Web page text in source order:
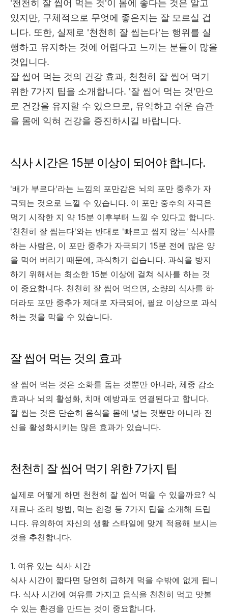
'천천히 잘 씹어 먹는 것'이 몸에 좋다는 것은 알고
있지만, 구체적으로 무엇에 좋은지는 잘 모르실 겁
니다. 또한, 실제로 '천천히 잘 씹는다'는 행위를 실
행하고 유지하는 것에 어렵다고 느끼는 분들이 많을
것입니다.
잘 씹어 먹는 것의 건강 효과, 천천히 잘 씹어 먹기
위한 7가지 팁을 소개합니다. '잘 씹어 먹는 것'만으
로 건강을 유지할 수 있으므로, 유익하고 쉬운 습관
을 몸에 익혀 건강을 증진하시길 바랍니다.
식사 시간은 15분 이상이 되어야 합니다.
'배가 부르다'라는 느낌의 포만감은 뇌의 포만 중추가 자
극되는 것으로 느낄 수 있습니다. 이 포만 중추의 자극은
먹기 시작한 지 약 15분 이후부터 느낄 수 있다고 합니다.
'천천히 잘 씹는다'와는 반대로 '빠르고 씹지 않는' 식사를
하는 사람은, 이 포만 중추가 자극되기 15분 전에 많은 양
을 먹어 버리기 때문에, 과식하기 쉽습니다. 과식을 방지
하기 위해서는 최소한 15분 이상에 걸쳐 식사를 하는 것
이 중요합니다. 천천히 잘 씹어 먹으면, 소량의 식사를 하
더라도 포만 중추가 제대로 자극되어, 필요 이상으로 과식
하는 것을 막을 수 있습니다.
잘 씹어 먹는 것의 효과
잘 씹어 먹는 것은 소화를 돕는 것뿐만 아니라, 체중 감소
효과나 뇌의 활성화, 치매 예방과도 연결된다고 합니다.
잘 씹는 것은 단순히 음식을 몸에 넣는 것뿐만 아니라 전
신을 활성화시키는 많은 효과가 있습니다.
천천히 잘 씹어 먹기 위한 7가지 팁
실제로 어떻게 하면 천천히 잘 씹어 먹을 수 있을까요? 식
재료나 조리 방법, 먹는 환경 등 7가지 팁을 소개해 드립
니다. 유의하여 자신의 생활 스타일에 맞게 적용해 보시는
것을 추천합니다.
1. 여유 있는 식사 시간
식사 시간이 짧다면 당연히 급하게 먹을 수밖에 없게 됩니
다. 식사 시간에 여유를 가지고 음식을 천천히 먹고 맛볼
수 있는 환경을 만드는 것이 중요합니다.